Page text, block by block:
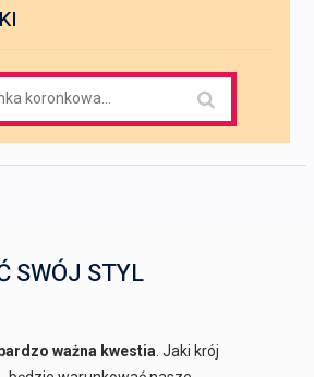
SWÓJ STYL
ważna kwestia . Jaki krój